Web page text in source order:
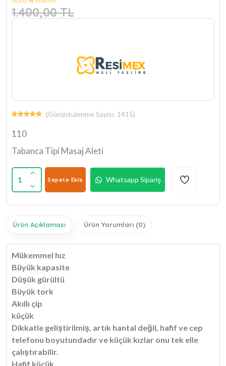
1.400,00 TL
(Görüntülenme Sayısı: 1415)
110
Tabanca Tipi Masaj Aleti
1 Sepete Ekle Whatsapp Sipariş
Ürün Açıklaması Ürün Yorumları (0)
Mükemmel hız
Büyük kapasite
Düşük gürültü
Büyük tork
Akıllı çip
küçük
Dikkatle geliştirilmiş, artık hantal değil, hafif ve cep
telefonu boyutundadır ve küçük kızlar onu tek elle
çalıştırabilir.
Hafif küçük